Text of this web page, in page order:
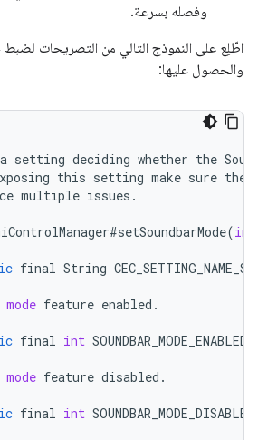
وفصله بسرعة.
اطّلِع على النموذج التالي من التصريحات
والحصول عليها:
a setting deciding whether the
this setting make sure the
multiple issues .
#setSoundbarMode(int
final String
mode feature enabled .
final int SOUNDBAR_MODE_ENABLED
mode feature disabled .
final int SOUNDBAR_MODE_DISABLED